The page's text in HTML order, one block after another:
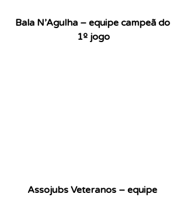
Bala N’Agulha – equipe campeã do
1º jogo
Assojubs Veteranos – equipe